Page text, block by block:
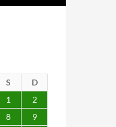
S
D
1
2
8
9